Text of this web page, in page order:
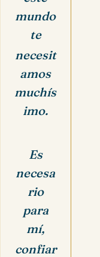
mundo
te
necesit
amos
muchís
imo.
Es
necesa
rio
para
mí,
confiar